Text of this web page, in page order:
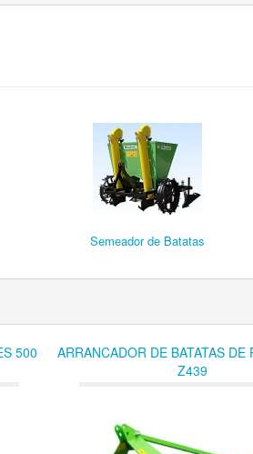
Semeador de Batatas
500
ARRANCADOR DE BATATAS DE
Z439